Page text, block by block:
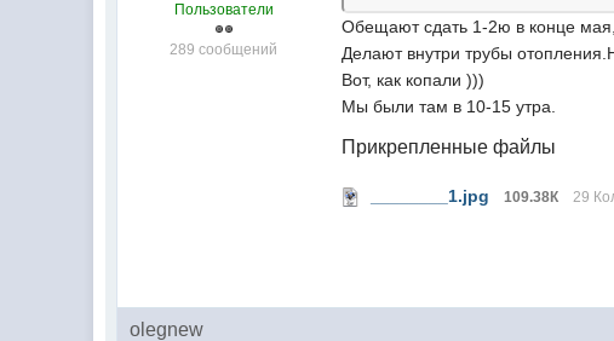
Пользователи
289 сообщений
Обещают сдать 1-2ю в конце мая,
Делают внутри трубы
Вот, как копали )))
Мы были там в 10-15 утра.
Прикрепленные файлы
________1.jpg 109.38К 29
olegnew